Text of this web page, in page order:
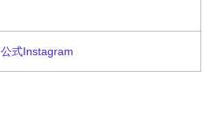
公式Instagram